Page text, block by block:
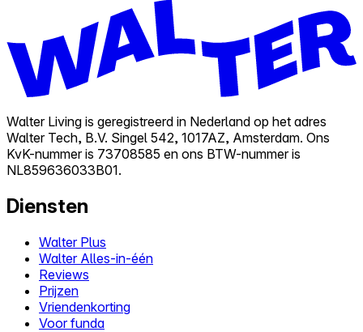
Walter Living is geregistreerd in Nederland op het adres
Walter Tech, B.V. Singel 542, 1017AZ, Amsterdam. Ons
KvK-nummer is 73708585 en ons BTW-nummer is
NL859636033B01.
Diensten
Walter Plus
Walter Alles-in-één
Reviews
Prijzen
Vriendenkorting
Voor funda